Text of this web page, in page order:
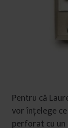
Pentru că
vor înțelege
perforat cu un